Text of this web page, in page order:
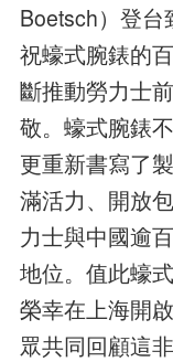
Boetsch）登
祝蠔式腕錶的
斷推動勞力士
敬。蠔式腕錶
更重新書寫了
滿活力、開放
力士與中國逾
地位。值此蠔
榮幸在上海開
眾共同回顧這